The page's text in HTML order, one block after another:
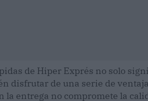
de Hiper Exprés no solo
disfrutar de una serie de
la entrega no compromete la